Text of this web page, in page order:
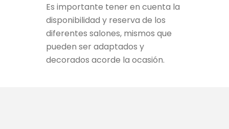
Es importante tener en cuenta la
disponibilidad y reserva de los
diferentes salones, mismos que
pueden ser adaptados y
decorados acorde la ocasión.